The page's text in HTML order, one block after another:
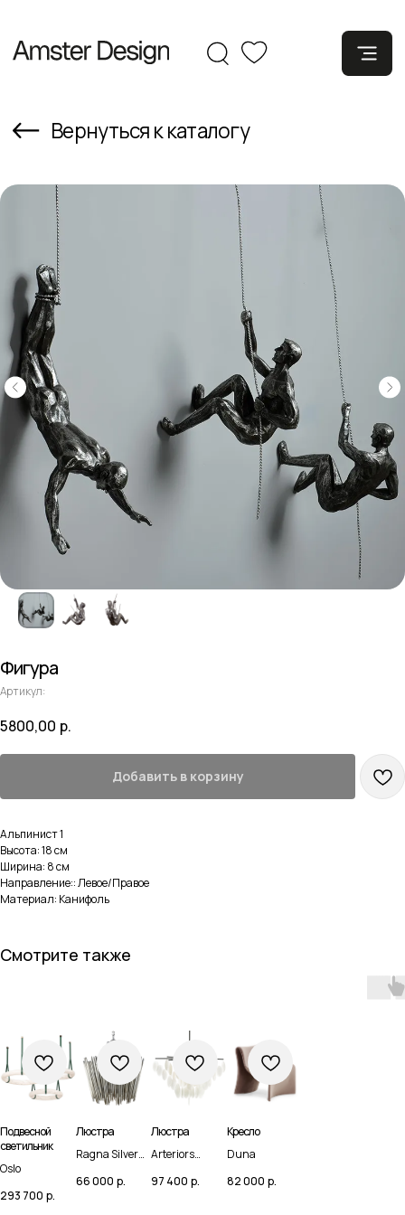
Фигура
Артикул:
5800,00 р.
Добавить в корзину
Альпинист 1
Высота: 18 см
Ширина: 8 см
Направление:: Левое/Правое
Материал: Канифоль
Смотрите также
Подвесной
светильник
Oslo
293 700 р.
Люстра
Ragna Silver
Chandelier
66 000 р.
Люстра
Arteriors
CHANDELIER
97 400 р.
Кресло
Duna
82 000 р.
Навигация
Домашняя
Каталог